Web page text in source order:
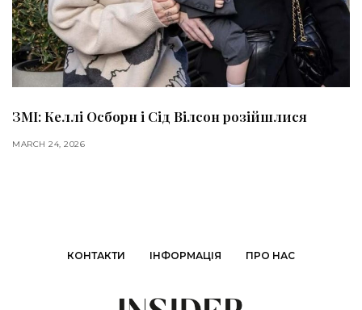
ЗМІ: Келлі Осборн і Сід Вілсон розійшлися
MARCH 24, 2026
КОНТАКТИ ІНФОРМАЦІЯ ПРО НАС